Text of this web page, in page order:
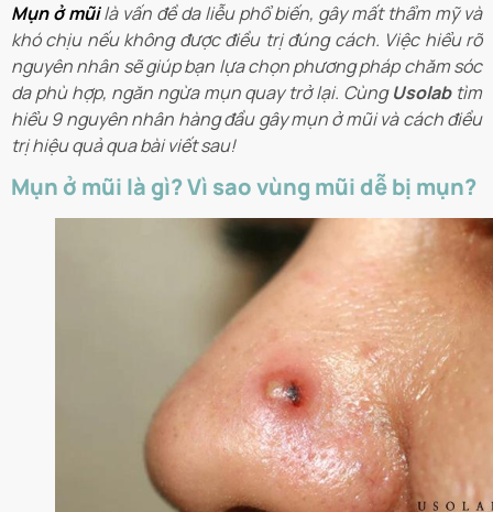
Mụn ở mũilà vấn đề da liễu phổ biến, gây mất thẩm mỹ và
khó chịu nếu không được điều trị đúng cách. Việc hiểu rõ
nguyên nhân sẽ giúp bạn lựa chọn phương pháp chăm sóc
da phù hợp, ngăn ngừa mụn quay trở lại. CùngUsolab tìm
hiểu 9 nguyên nhân hàng đầu gây mụn ở mũi và cách điều
trị hiệu quả qua bài viết sau!
Mụn ở mũi là gì? Vì sao vùng mũi dễ bị mụn?